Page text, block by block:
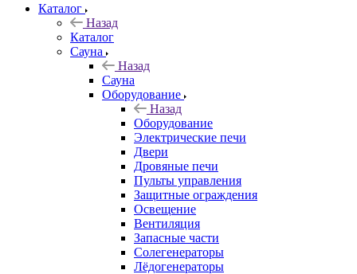
Каталог
Назад
Каталог
Сауна
Назад
Сауна
Оборудование
Назад
Оборудование
Электрические печи
Двери
Дровяные печи
Пульты управления
Защитные ограждения
Освещение
Вентиляция
Запасные части
Солегенераторы
Лёдогенераторы